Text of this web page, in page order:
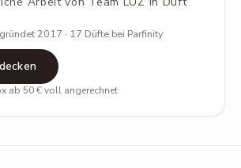
2017 · 17 Düfte bei Parfinity
ab 50 € voll angerechnet